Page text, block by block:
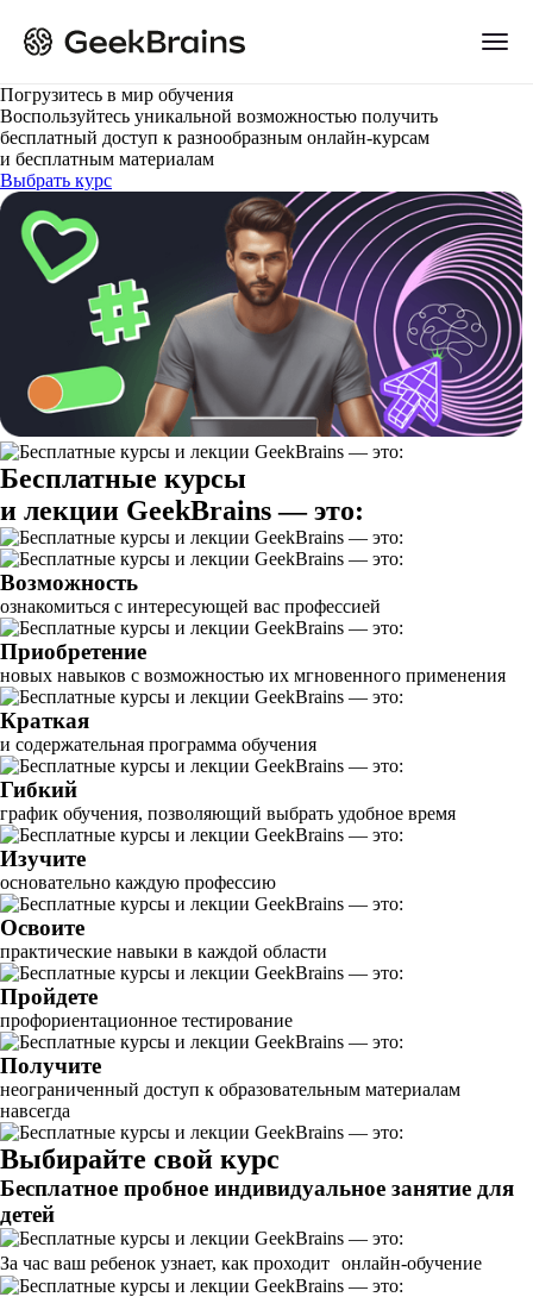
Погрузитесь в мир обучения
Воспользуйтесь уникальной возможностью получить
бесплатный доступ к разнообразным онлайн-курсам
и бесплатным материалам
Выбрать курс
Бесплатные курсы
и лекции GeekBrains — это:
Возможность
ознакомиться с интересующей вас профессией
Приобретение
новых навыков с возможностью их мгновенного применения
Краткая
и содержательная программа обучения
Гибкий
график обучения, позволяющий выбрать удобное время
Изучите
основательно каждую профессию
Освоите
практические навыки в каждой области
Пройдете
профориентационное тестирование
Получите
неограниченный доступ к образовательным материалам
навсегда
Выбирайте свой курс
Бесплатное пробное индивидуальное занятие для
детей
За час ваш ребенок узнает, как проходит онлайн-обучение